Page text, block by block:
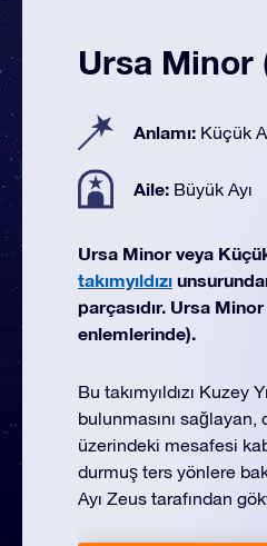
Ursa Minor
Anlamı: Küçük
Aile: Büyük Ayı
Ursa Minor veya
takımyıldızı
parçasıdır. Ursa
enlemlerinde).
Bu takımyıldızı Kuzey
bulunmasını sağlayan,
üzerindeki mesafesi
durmuş ters yönlere
Ayı Zeus tarafından